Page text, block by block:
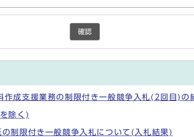
確認
成支援業務の制限付き一般競争入札(2回目)の
除く)
制限付き一般競争入札について(入札結果)